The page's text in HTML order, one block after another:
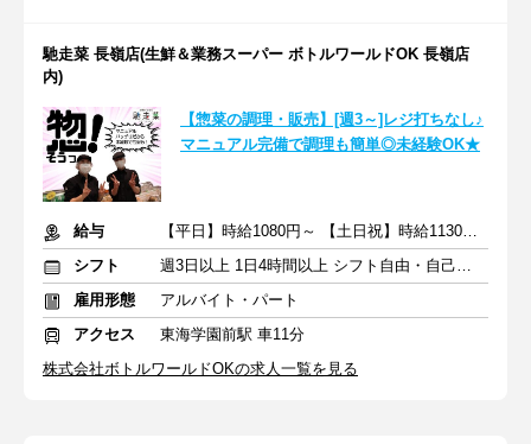
馳走菜 長嶺店(生鮮＆業務スーパー ボトルワールドOK 長嶺店
内)
【惣菜の調理・販売】[週3～]レジ打ちなし♪
マニュアル完備で調理も簡単◎未経験OK★
給与
【平日】時給1080円～ 【土日祝】時給1130円～
シフト
週3日以上 1日4時間以上 シフト自由・自己申告
雇用形態
アルバイト・パート
アクセス
東海学園前駅 車11分
株式会社ボトルワールドOKの求人一覧を見る